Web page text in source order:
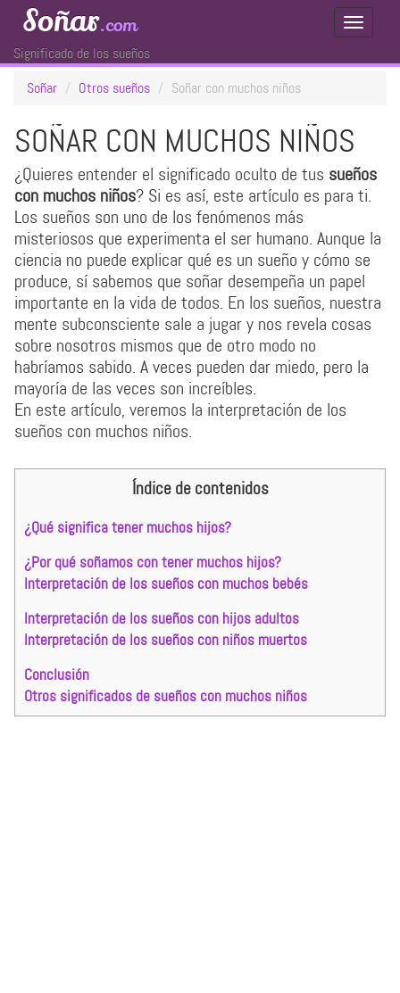
Toggle
Soñar.com
Significado de los sueños
Soñar
Otros sueños Soñar con muchos niños
SOÑAR CON MUCHOS NIÑOS
¿Quieres entender el significado oculto de tus sueños
con muchos niños? Si es así, este artículo es para ti.
Los sueños son uno de los fenómenos más
misteriosos que experimenta el ser humano. Aunque la
ciencia no puede explicar qué es un sueño y cómo se
produce, sí sabemos que soñar desempeña un papel
importante en la vida de todos. En los sueños, nuestra
mente subconsciente sale a jugar y nos revela cosas
sobre nosotros mismos que de otro modo no
habríamos sabido. A veces pueden dar miedo, pero la
mayoría de las veces son increíbles.
En este artículo, veremos la interpretación de los
sueños con muchos niños.
Índice de contenidos
¿Qué significa tener muchos hijos?
¿Por qué soñamos con tener muchos hijos?
Interpretación de los sueños con muchos bebés
Interpretación de los sueños con hijos adultos
Interpretación de los sueños con niños muertos
Conclusión
Otros significados de sueños con muchos niños